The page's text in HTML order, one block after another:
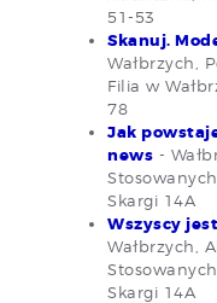
51-53
Skanuj.
Wałbrzych,
Filia w
78
Jak
news -
Skargi 14A
Wszyscy
Wałbrzych,
Skargi 14A